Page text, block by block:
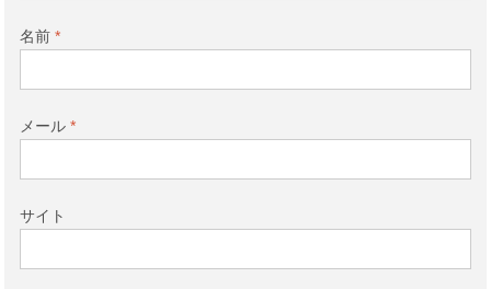
名前 *
メール *
サイト